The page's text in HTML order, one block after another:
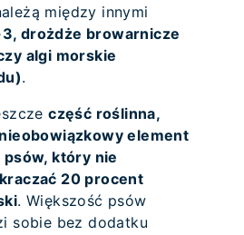
między innymi
drożdże browarnicze
algi morskie
.
część roślinna,
element
psów, który nie
20 procent
. Większość psów
sobie bez dodatku